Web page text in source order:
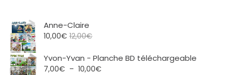
Anne-Claire
10,00€ 12,00€
Yvon-Yvan - Planche BD téléchargeable
7,00€ – 10,00€